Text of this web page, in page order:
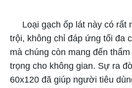
Loại gạch ốp lát này có rất
trội, không chỉ đáp ứng tối đa
mà chúng còn mang đến
trọng cho không gian. Sự ra
60x120 đã giúp người tiêu